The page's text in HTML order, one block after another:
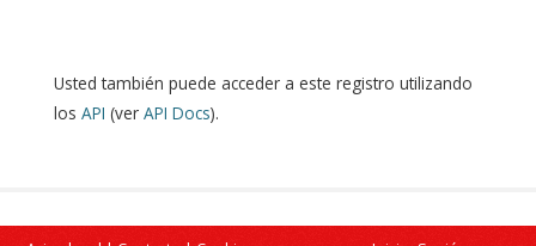
Usted también puede acceder a este registro utilizando
los API (ver API Docs).